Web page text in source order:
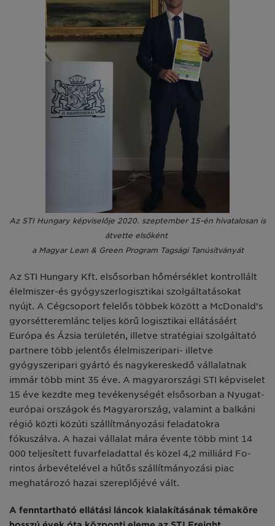
Az STI Hungary képviselője 2020. szeptember 15-én hivatalosan is
átvette elsőként
a Magyar Lean & Green Program Tagsági Tanúsítványát
Az STI Hungary Kft. elsősorban hőmérséklet kontrollált
élelmiszer-és gyógyszerlogisztikai szolgálta­tásokat
nyújt. A Cégcsoport fe­lelős többek között a McDonald’s
gyorsétteremlánc teljes körű lo­gisztikai ellátásáért
Európa és Ázsia területén, illetve stratégiai szolgáltató
partnere több jelentős élelmiszeripari- illetve
gyógyszer­ipari gyártó és nagykereskedő vál­lalatnak
immár több mint 35 éve. A magyarországi STI képviselet
15 éve kezdte meg tevékenységét elsősorban a Nyugat-
európai or­szágok és Magyarország, valamint a balkáni
régió közti közúti szállít­mányozási feladatokra
fókuszálva. A hazai vállalat mára évente több mint 14
000 teljesített fuvarfel­adattal és közel 4,2 milliárd Fo­
rintos árbevételével a hűtős szál­lítmányozási piac
meghatározó hazai szereplőjévé vált.
A fenntartható ellátási láncok ki­alakításának témaköre